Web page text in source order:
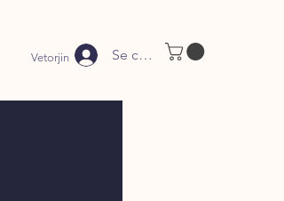
Vetorjin Se connecter